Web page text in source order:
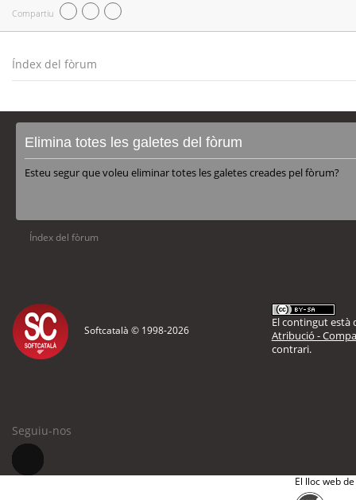
Compartiu
Índex del fòrum
Elimina totes les galetes del fòrum
Esteu segur que voleu eliminar totes les galetes creades pel fòrum?
Índex del fòrum
Softcatalà © 1998-2026
El contingut està
Atribució -
contrari.
Seguiu-nos
El lloc web